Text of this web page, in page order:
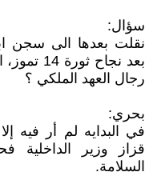
سؤال:
نقلت بعدها الى سجن
بعد
رجال العهد الملكي ؟
بحري:
في البدايه لم أر فيه
قزاز وزير الداخلية
السلامة.